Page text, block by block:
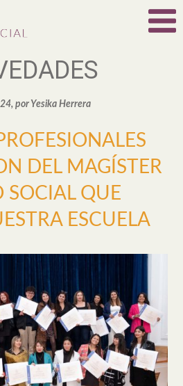
por Yesika Herrera
DEL MAGÍSTER
SOCIAL QUE
ESCUELA